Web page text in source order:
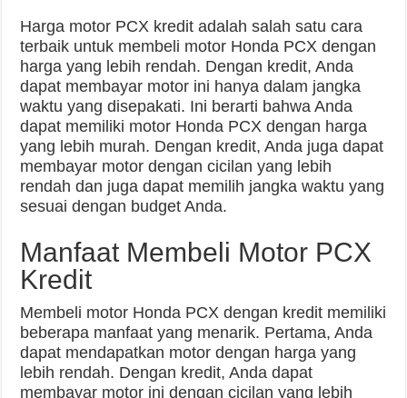
Harga motor PCX kredit adalah salah satu cara
terbaik untuk membeli motor Honda PCX dengan
harga yang lebih rendah. Dengan kredit, Anda
dapat membayar motor ini hanya dalam jangka
waktu yang disepakati. Ini berarti bahwa Anda
dapat memiliki motor Honda PCX dengan harga
yang lebih murah. Dengan kredit, Anda juga dapat
membayar motor dengan cicilan yang lebih
rendah dan juga dapat memilih jangka waktu yang
sesuai dengan budget Anda.
Manfaat Membeli Motor PCX
Kredit
Membeli motor Honda PCX dengan kredit memiliki
beberapa manfaat yang menarik. Pertama, Anda
dapat mendapatkan motor dengan harga yang
lebih rendah. Dengan kredit, Anda dapat
membayar motor ini dengan cicilan yang lebih